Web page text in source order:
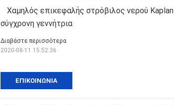
Χαμηλός επικεφαλής στρόβιλος νερού
σύγχρονη γεννήτρια
ΕΠΙΚΟΙΝΩΝΊΑ
Διαβάστε περισσότερα
2020-08-11 15:52:36